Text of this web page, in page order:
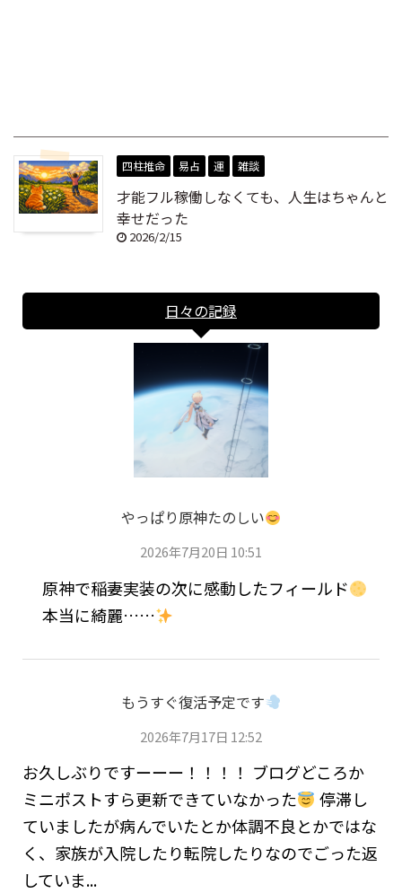
四柱推命 易占 運 雑談
才能フル稼働しなくても、人生はちゃんと
幸せだった
2026/2/15
日々の記録
やっぱり原神たのしい
2026年7月20日 10:51
原神で稲妻実装の次に感動したフィールド
本当に綺麗……
もうすぐ復活予定です
2026年7月17日 12:52
お久しぶりですーーー！！！！ ブログどころか
ミニポストすら更新できていなかった
停滞し
ていましたが病んでいたとか体調不良とかではな
く、家族が入院したり転院したりなのでごった返
していま...